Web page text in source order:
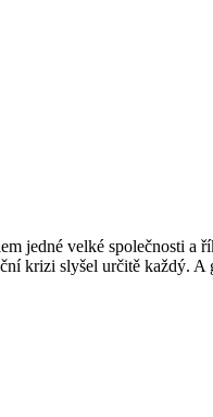
jedné velké společnosti a
krizi slyšel určitě každý.